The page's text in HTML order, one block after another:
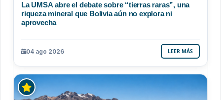
La UMSA abre el debate sobre “tierras raras”, una
riqueza mineral que Bolivia aún no explora ni
aprovecha
04 ago 2026 LEER MÁS